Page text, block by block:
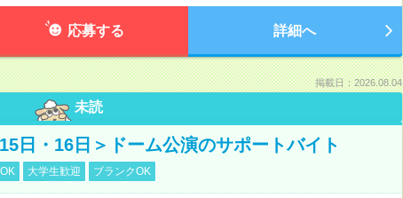
応募する 詳細へ
掲載日：2026.08.04
未読
日・16日＞ドーム公演のサポートバイト
大学生歓迎 ブランクOK